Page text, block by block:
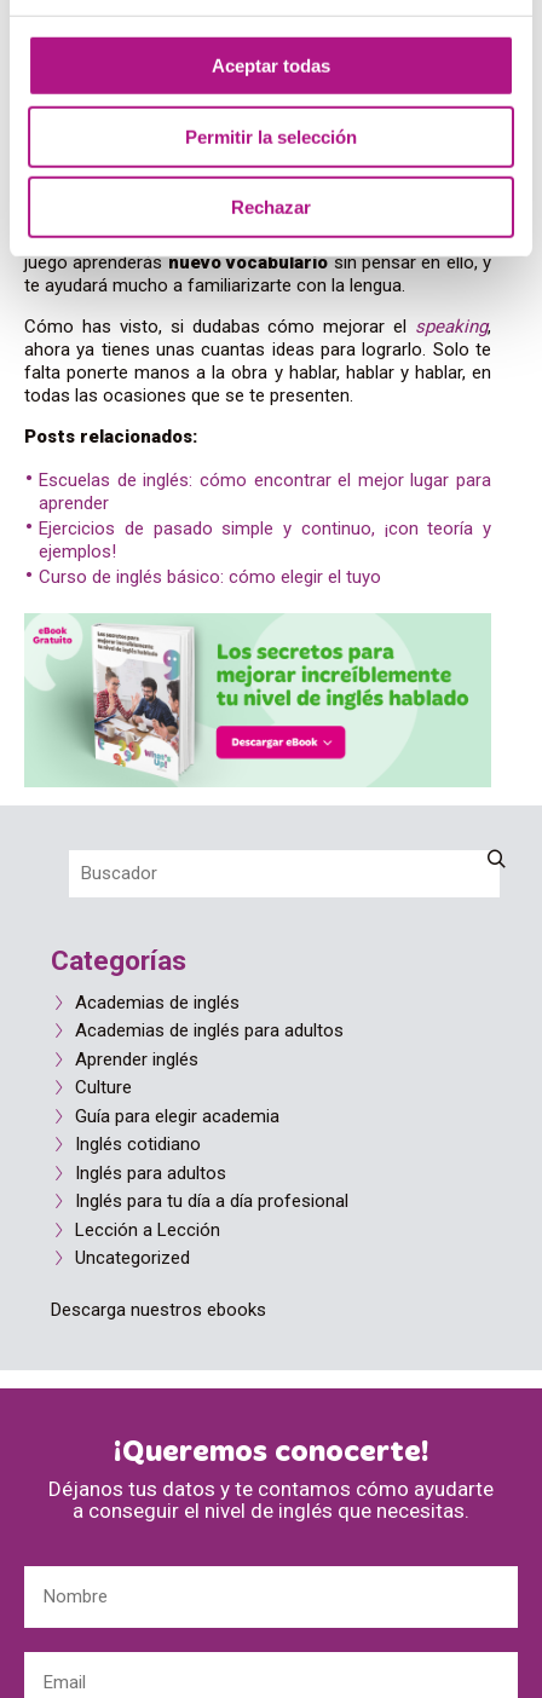
Aceptar todas
Permitir la selección
Rechazar
tendrás un buen repertorio. El vocabulario más útil para el
Memoriza algún trabalenguas
inglés es aprender algunostrabalenguas
tiempo paraconseguir decirlos rápidamente. Con este
juego aprenderásnuevo vocabulariosin pensar en ello, y
te ayudará mucho a familiarizarte con la lengua.
Cómo has visto, si dudabas cómo mejorar el speaking,
ahora ya tienes unas cuantas ideas para lograrlo. Solo te
falta ponerte manos a la obra y hablar, hablar y hablar, en
todas las ocasiones que se te presenten.
Posts relacionados:
Escuelas de inglés: cómo encontrar el mejor lugar para
aprender
Ejercicios de pasado simple y continuo, ¡con teoría y
ejemplos!
Curso de inglés básico: cómo elegir el tuyo
Categorías
Academias de inglés
Academias de inglés para adultos
Aprender inglés
Culture
Guía para elegir academia
Inglés cotidiano
Inglés para adultos
Inglés para tu día a día profesional
Lección a Lección
Uncategorized
Descarga nuestros ebooks
¡Queremos conocerte!
Déjanos tus datos y te contamos cómo ayudarte
a conseguir el nivel de inglés que necesitas.